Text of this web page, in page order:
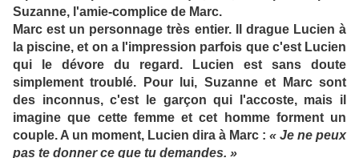
Suzanne, l'amie-complice de Marc.
Marc est un personnage très entier. Il drague Lucien à
la piscine, et on a l'impression parfois que c'est Lucien
qui le dévore du regard. Lucien est sans doute
simplement troublé. Pour lui, Suzanne et Marc sont
des inconnus, c'est le garçon qui l'accoste, mais il
imagine que cette femme et cet homme forment un
couple. A un moment, Lucien dira à Marc : « Je ne peux
pas te donner ce que tu demandes. »